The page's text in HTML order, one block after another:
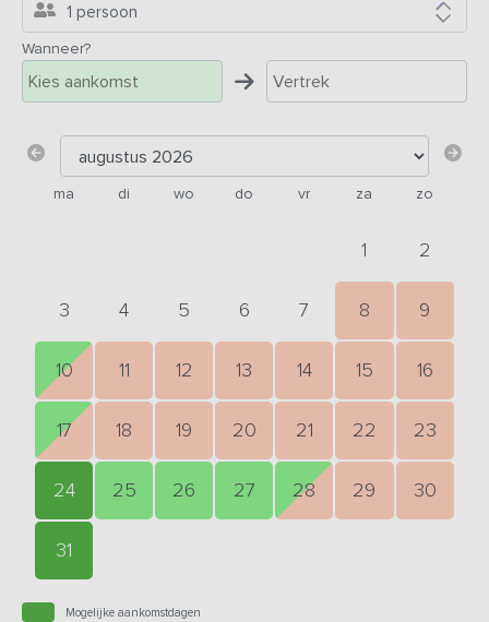
1 persoon
Wanneer?
ma di wo do vr za zo
1 2
3 4 5 6 7 8 9
10 11 12 13 14 15 16
17 18 19 20 21 22 23
24 25 26 27 28 29 30
31
Mogelijke aankomstdagen